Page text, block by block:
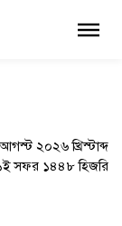
২০২৬ খ্রিস্টাব্দ
সফর ১৪৪৮ হিজরি
×